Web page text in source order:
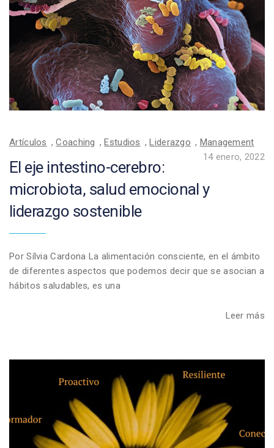
Artículos ,Coaching ,Estudios ,Liderazgo , Management
14 enero, 2022
El eje intestino-cerebro:
microbiota, salud emocional y
liderazgo sostenible
Por Sílvia Cardona La alimentación consciente, en el ámbito
de diferentes aspectos que podemos decir que se asocian a
hábitos saludables, es una
Leer más